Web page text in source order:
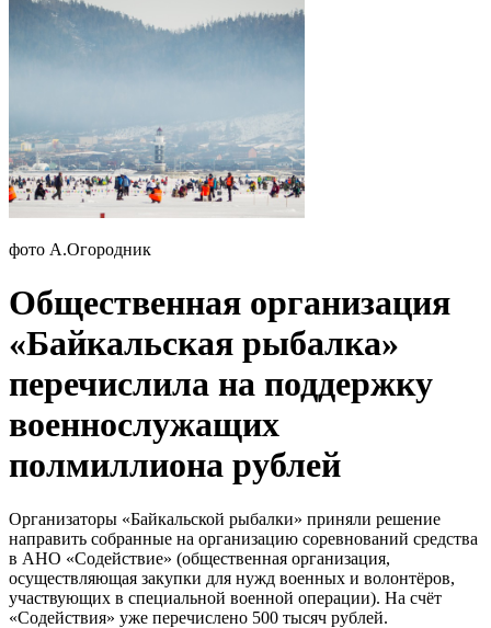
фото А.Огородник
Общественная организация
«Байкальская рыбалка»
перечислила на поддержку
военнослужащих
полмиллиона рублей
Организаторы «Байкальской рыбалки» приняли решение
направить собранные на организацию соревнований средства
в АНО «Содействие» (общественная организация,
осуществляющая закупки для нужд военных и волонтёров,
участвующих в специальной военной операции). На счёт
«Содействия» уже перечислено 500 тысяч рублей.